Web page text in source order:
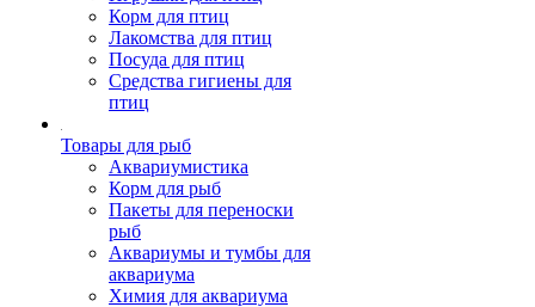
Корм для птиц
Лакомства для птиц
Посуда для птиц
Средства гигиены для
птиц
Товары для рыб
Аквариумистика
Корм для рыб
Пакеты для переноски
рыб
Аквариумы и тумбы для
аквариума
Химия для аквариума